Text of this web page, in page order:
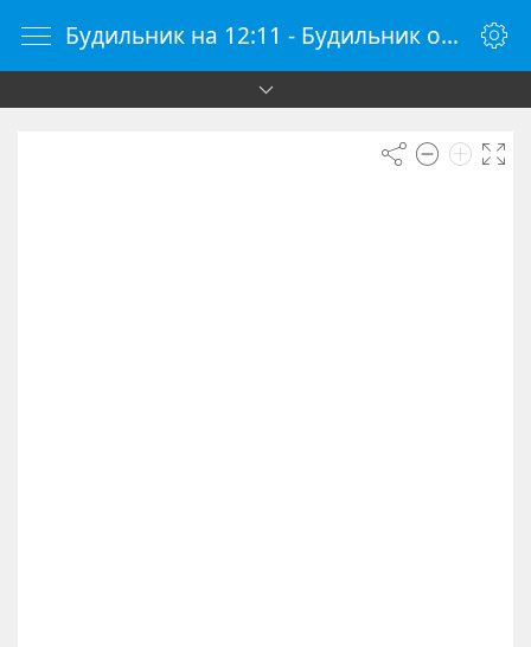
Будильник на 12:11 - Будильник онлайн - Будилки.ру